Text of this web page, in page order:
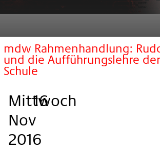
mdw Rahmenhandlung:
und die Aufführungslehre
Schule
Mittwoch
, 16
.
Nov
2016
.